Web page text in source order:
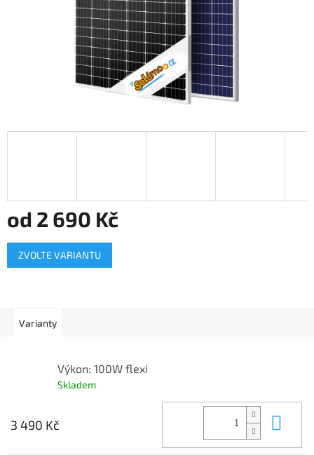
od 2 690 Kč
Měrná
cena:
ZVOLTE VARIANTU
Varianty
Výkon: 100W flexi
Skladem
3 490 Kč